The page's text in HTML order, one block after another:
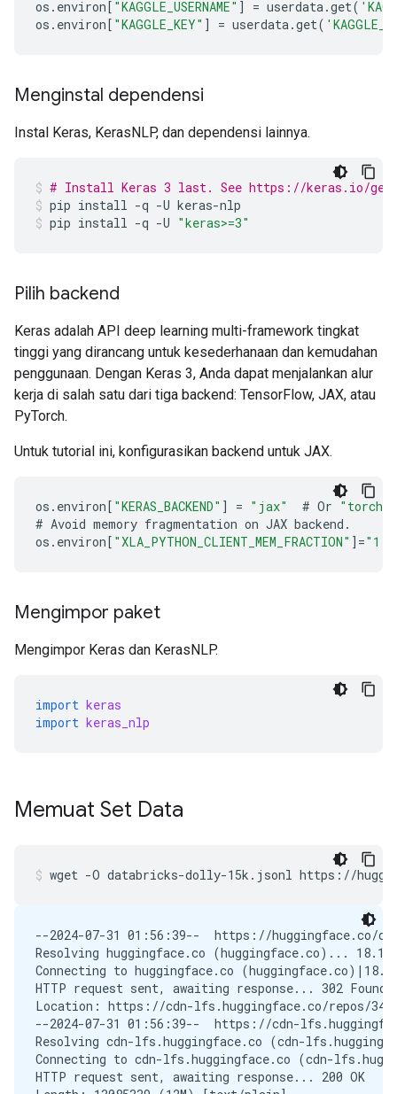
os . environ[ "KAGGLE_USERNAME" ] = userdata.get(
os . environ[ "KAGGLE_KEY" ] = userdata.get(
Menginstal dependensi
Instal Keras, KerasNLP, dan dependensi lainnya.
# Install Keras 3 last. See https://keras.io/
pip install -q -U keras-nlp
pip install -q -U "keras>=3"
Pilih backend
Keras adalah API deep learning multi-framework tingkat
tinggi yang dirancang untuk kesederhanaan dan kemudahan
penggunaan. Dengan Keras 3, Anda dapat menjalankan alur
kerja di salah satu dari tiga backend: TensorFlow, JAX, atau
PyTorch.
Untuk tutorial ini, konfigurasikan backend untuk JAX.
os . environ[ "KERAS_BACKEND" ] = "jax" # Or "torch"
# Avoid memory fragmentation on JAX backend .
os . environ[ "XLA_PYTHON_CLIENT_MEM_FRACTION" ] =
Mengimpor paket
Mengimpor Keras dan KerasNLP.
import keras
import keras_nlp
Memuat Set Data
wget -O databricks-dolly-15k.jsonl https://
--2024-07-31 01:56:39--  https://huggingface.co/
Resolving huggingface.co (huggingface.co)...
Connecting to huggingface.co
HTTP request sent, awaiting response... 302 Found
Location: https://cdn-lfs.huggingface.co/repos/34/ac/
--2024-07-31 01:56:39--  https://cdn-lfs.huggingface.co/
Resolving cdn-lfs.huggingface.co (cdn-
Connecting to cdn-lfs.huggingface.co (cdn-
HTTP request sent, awaiting response... 200 OK